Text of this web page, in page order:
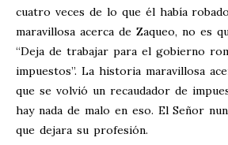
cuatro veces de lo que él había
maravillosa acerca de Zaqueo, no es
“Deja de trabajar para el gobierno
impuestos”. La historia maravillosa
que se volvió un recaudador de
hay nada de malo en eso. El Señor
que dejara su profesión.